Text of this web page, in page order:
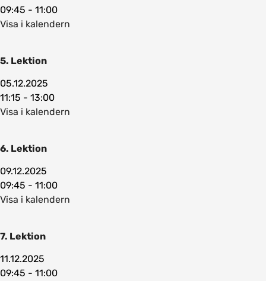
09:45 - 11:00
Visa i kalendern
5. Lektion
05.12.2025
11:15 - 13:00
Visa i kalendern
6. Lektion
09.12.2025
09:45 - 11:00
Visa i kalendern
7. Lektion
11.12.2025
09:45 - 11:00